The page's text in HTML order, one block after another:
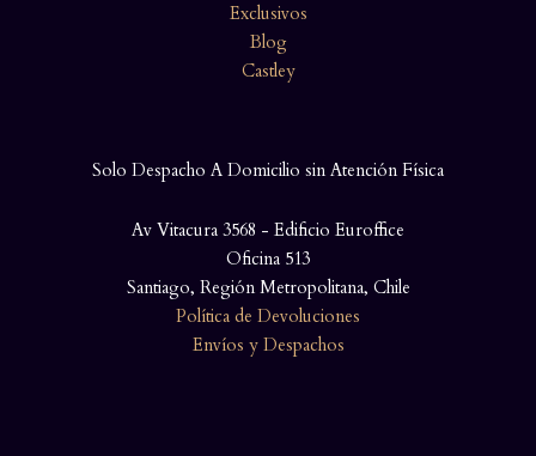
Exclusivos
Blog
Castley
Solo Despacho A Domicilio sin Atención Física
Av Vitacura 3568 - Edificio Euroffice
Oficina 513
Santiago, Región Metropolitana, Chile
Política de Devoluciones
Envíos y Despachos